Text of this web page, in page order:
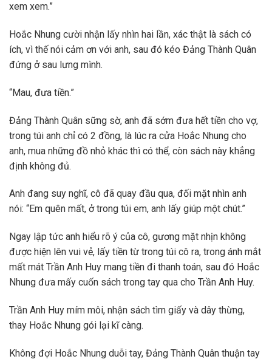
xem xem.”
Hoắc Nhung cười nhận lấy nhìn hai lần, xác thật là sách có
ích, vì thế nói cảm ơn với anh, sau đó kéo Đảng Thành Quân
đứng ở sau lưng mình.
“Mau, đưa tiền.”
Đảng Thành Quân sững sờ, anh đã sớm đưa hết tiền cho vợ,
trong túi anh chỉ có 2 đồng, là lúc ra cửa Hoắc Nhung cho
anh, mua những đồ nhỏ khác thì có thể, còn sách này khẳng
định không đủ.
Anh đang suy nghĩ, cô đã quay đầu qua, đối mặt nhìn anh
nói: “Em quên mất, ở trong túi em, anh lấy giúp một chút.”
Ngay lập tức anh hiểu rõ ý của cô, gương mặt nhịn không
được hiện lên vui vẻ, lấy tiền từ trong túi cô ra, trong ánh mắt
mất mát Trần Anh Huy mang tiền đi thanh toán, sau đó Hoắc
Nhung đưa mấy cuốn sách trong tay qua cho Trần Anh Huy.
Trần Anh Huy mím môi, nhận sách tìm giấy và dây thừng,
thay Hoắc Nhung gói lại kĩ càng.
Không đợi Hoắc Nhung duỗi tay, Đảng Thành Quân thuận tay